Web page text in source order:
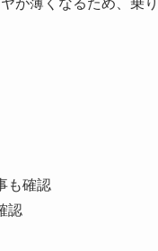
も確認
認